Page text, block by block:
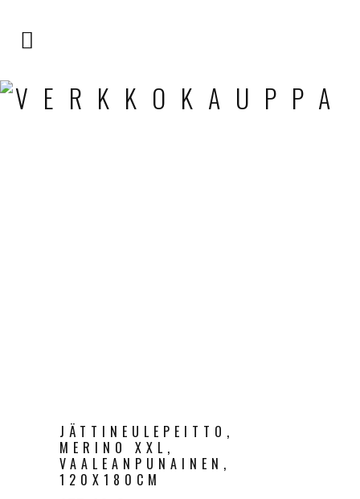
VERKKOKAUPPA
JÄTTINEULEPEITTO,
MERINO XXL,
VAALEANPUNAINEN,
120X180CM